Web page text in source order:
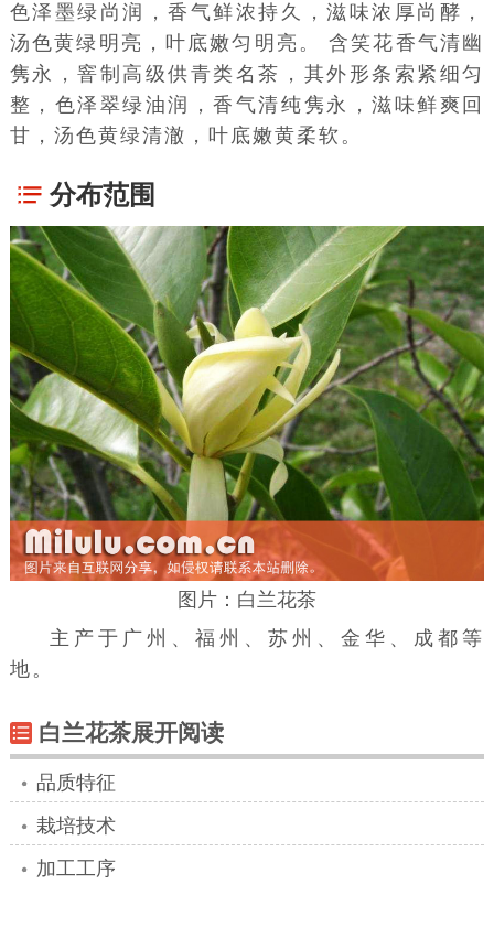
色泽墨绿尚润，香气鲜浓持久，滋味浓厚尚酵，
汤色黄绿明亮， 叶底嫩匀明亮。含笑花香气清幽
隽永，窨制高级供青类名茶，其外形条索紧细匀
整，色泽翠绿油润，香气清纯隽永，滋味鲜爽 回
甘，汤色黄绿清澈，叶底嫩黄柔软。
分布范围
图片：白兰花茶
主产于广州、福州、苏州、金华、成都等
地。
白兰花茶展开阅读
品质特征
栽培技术
加工工序